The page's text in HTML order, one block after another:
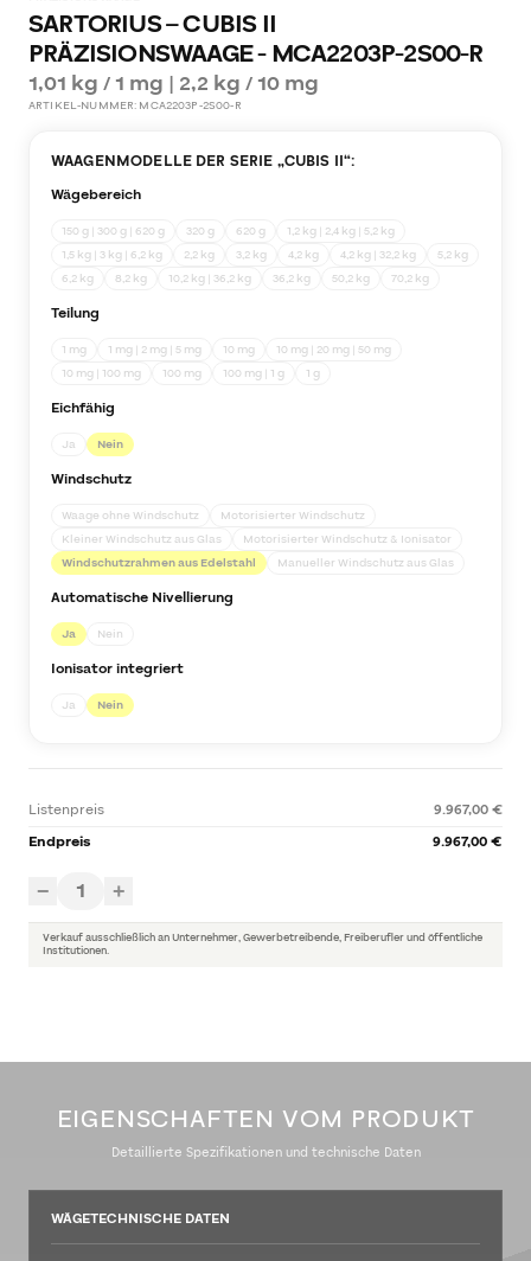
SARTORIUS – CUBIS II
PRÄZISIONSWAAGE - MCA2203P-2S00-R
1,01 kg / 1 mg | 2,2 kg / 10 mg
ARTIKEL-NUMMER: MCA2203P-2S00-R
WAAGENMODELLE DER SERIE „CUBIS II“:
Wägebereich
150 g | 300 g | 620 g 320 g 620 g
1,2 kg | 2,4 kg | 5,2 kg
1,5 kg | 3 kg | 6,2 kg
2,2 kg 3,2 kg 4,2 kg 4,2 kg | 32,2 kg
5,2 kg
6,2 kg
8,2 kg 10,2 kg | 36,2 kg 36,2 kg 50,2 kg 70,2 kg
Teilung
1 mg 1 mg | 2 mg | 5 mg 10 mg
10 mg | 20 mg | 50 mg
10 mg | 100 mg
100 mg 100 mg | 1 g 1 g
Eichfähig
Ja Nein
Windschutz
Waage ohne Windschutz
Motorisierter Windschutz
Kleiner Windschutz aus Glas
Motorisierter Windschutz & Ionisator
Windschutzrahmen aus Edelstahl
Manueller Windschutz aus Glas
Automatische Nivellierung
Ja Nein
Ionisator integriert
Ja Nein
Listenpreis
9.967,00 €
Endpreis
9.967,00 €
− 1 +
Verkauf ausschließlich an Unternehmer, Gewerbetreibende, Freiberufler und öffentliche
Institutionen.
EIGENSCHAFTEN VOM PRODUKT
Detaillierte Spezifikationen und technische Daten
WÄGETECHNISCHE DATEN